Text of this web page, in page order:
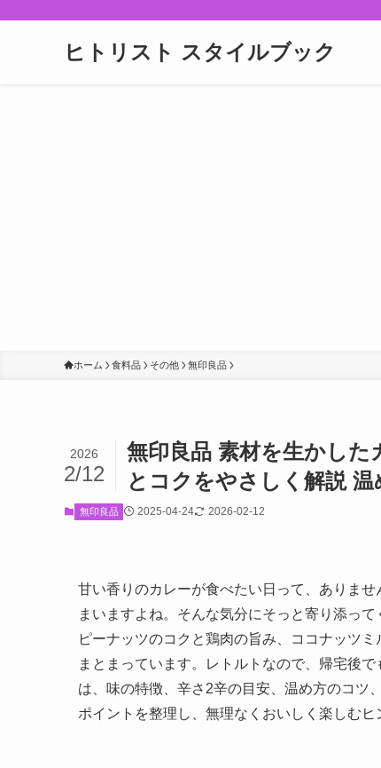
ヒトリスト スタイルブック
ホーム 食料品 その他 無印良品
無印良品 素材を生かした
とコクをやさしく解説
2026
2/12
無印良品 2025-04-24 2026-02-12
甘い香りのカレーが食べたい日って、ありま
まいますよね。そんな気分にそっと寄り添っ
ピーナッツのコクと鶏肉の旨み、ココナッツ
まとまっています。レトルトなので、帰宅後
は、味の特徴、辛さ2辛の目安、温め方のコツ
ポイントを整理し、無理なくおいしく楽しむヒ